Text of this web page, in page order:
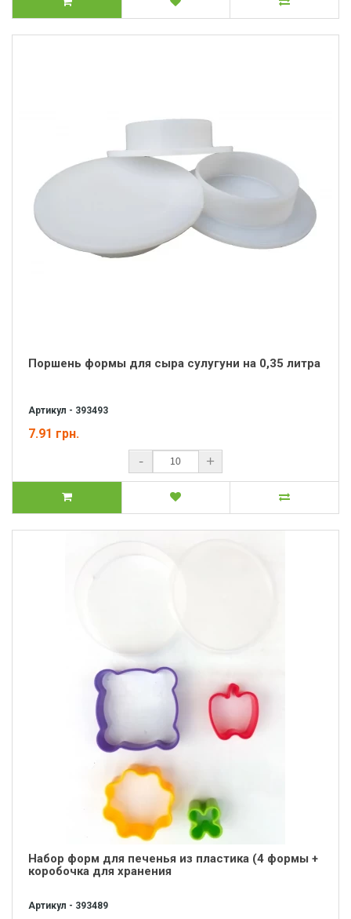
Поршень формы для сыра сулугуни на 0,35 литра
Артикул - 393493
7.91 грн.
- +
Набор форм для печенья из пластика (4 формы +
коробочка для хранения
Артикул - 393489